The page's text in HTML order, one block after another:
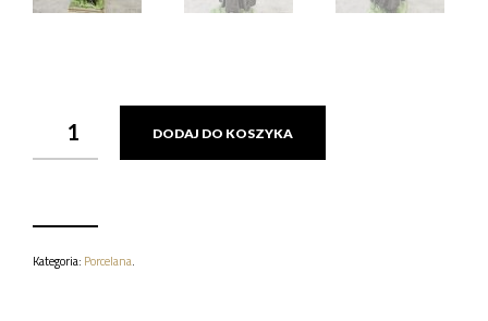
FIGURKA
KOBIETY
1
DODAJ DO KOSZYKA
Kategoria: Porcelana.